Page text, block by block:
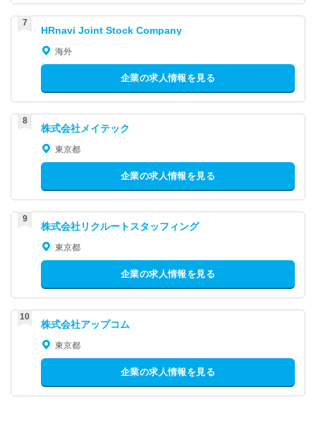
HRnavi Joint Stock Company
海外
企業の求人情報を見る
株式会社メイテック
東京都
企業の求人情報を見る
株式会社リクルートスタッフィング
東京都
企業の求人情報を見る
株式会社アップコム
東京都
企業の求人情報を見る